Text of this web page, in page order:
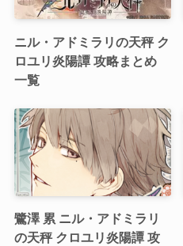
ニル・アドミラリの天秤 ク
ロユリ炎陽譚 攻略まとめ
一覧
鷺澤 累 ニル・アドミラリ
の天秤 クロユリ炎陽譚 攻